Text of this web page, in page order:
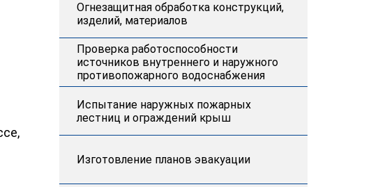
Огнезащитная обработка конструкций,
изделий, материалов
Проверка работоспособности
источников внутреннего и наружного
противопожарного водоснабжения
Испытание наружных пожарных
лестниц и ограждений крыш
Изготовление планов эвакуации